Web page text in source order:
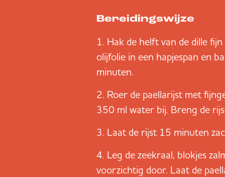
Bereidingswijze
Hak de helft van de dille
olijfolie in een hapjespan en
minuten.
Roer de paellarijst met
350 ml water bij. Breng de
Laat de rijst 15 minuten
Leg de zeekraal, blokjes
voorzichtig door. Laat de